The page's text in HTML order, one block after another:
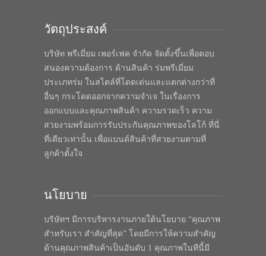
วัตถุประสงค์
บริษัท พรีเมี่ยม เพอร์เฟค จำกัด จัดตั้งขึ้นเพื่อตอบ
สนองความต้องการ ด้านสินค้า ร่มพรีเมี่ยม
ประเภทร่ม ในสไตล์ที่โดดเด่นและแตกต่างกว่าที่
อื่นๆ กระโดดออกจากความจำเจ ในเรื่องการ
ออกแบบและคุณภาพสินค้า ความรวดเร็ว ความ
สวยงามพร้อมการรับประกันคุณภาพของโลโก้ ที่นี่
ที่เดียวเท่านั้น เพื่อแบนด์สินค้าที่สวยงามตามที่
ลูกค้าตั้งใจ
นโยบาย
บริษัทฯ มีการบริหารงานภายใต้นโยบาย “คุณภาพ
สำหรับเรา สำคัญที่สุด” โดยมีการให้ความสำคัญ
ด้านคุณภาพสินค้าเป็นอันดับ 1 คุณภาพในทีนี้มี